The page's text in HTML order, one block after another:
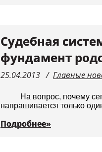
Судебная
фундамент
25.04.2013 Главные
На вопрос, почему
напрашивается только
Подробнее»